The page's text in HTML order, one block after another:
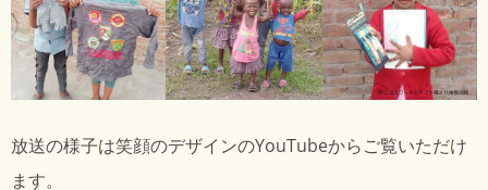
放送の様子は笑顔のデザインのYouTubeからご覧いただけ
ます。